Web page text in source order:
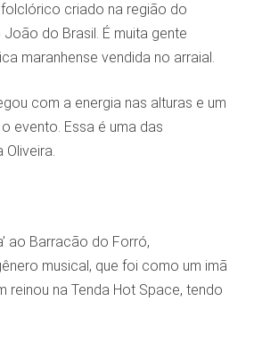
criado na região do
do Brasil. É muita gente
maranhense vendida no arraial.
com a energia nas alturas e um
evento. Essa é uma das
ao Barracão do Forró,
musical, que foi como um imã
reinou na Tenda Hot Space, tendo